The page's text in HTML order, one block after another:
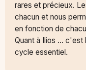
rares et précieux.
chacun et nous
en fonction de
Quant à Ilios ...
cycle essentiel.